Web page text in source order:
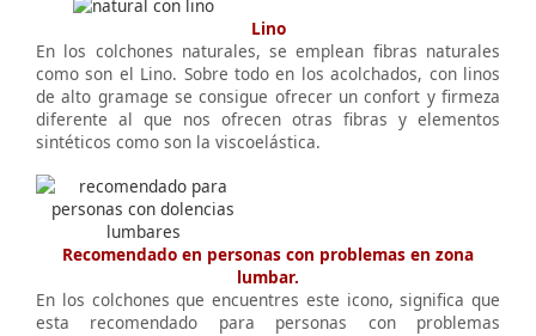
Lino
En los colchones naturales, se emplean fibras naturales
como son el Lino. Sobre todo en los acolchados, con linos
de alto gramage se consigue ofrecer un confort y firmeza
diferente al que nos ofrecen otras fibras y elementos
sintéticos como son la viscoelástica.
Recomendado en personas con problemas en zona
lumbar.
En los colchones que encuentres este icono, significa que
esta recomendado para personas con problemas